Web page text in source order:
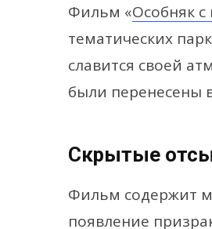
Фильм «Особняк
тематических
славится своей
были перенесены
Скрытые
Фильм содержит
появление